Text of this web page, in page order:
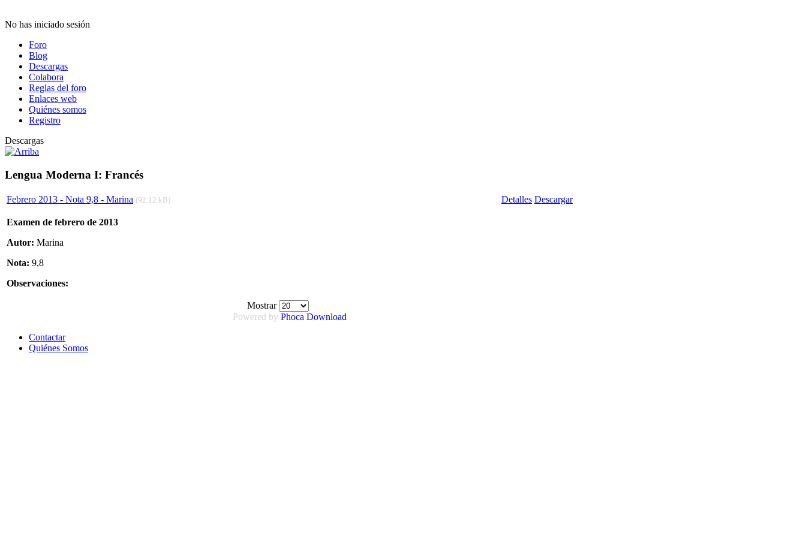
No has iniciado sesión
Foro
Blog
Descargas
Colabora
Reglas del foro
Enlaces web
Quiénes somos
Registro
Descargas
Lengua Moderna I: Francés
Febrero 2013 - Nota 9,8 - Marina (92.12 kB) Detalles Descargar
Examen de febrero de 2013
Autor: Marina
Nota: 9,8
Observaciones:
Mostrar
Powered by Phoca Download
Contactar
Quiénes Somos